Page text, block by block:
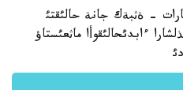
25 ئ. قازاقپارات - ةثبةك جانة حالئقتئ
ءابدئحالئقوأا ماثعئستاؤ